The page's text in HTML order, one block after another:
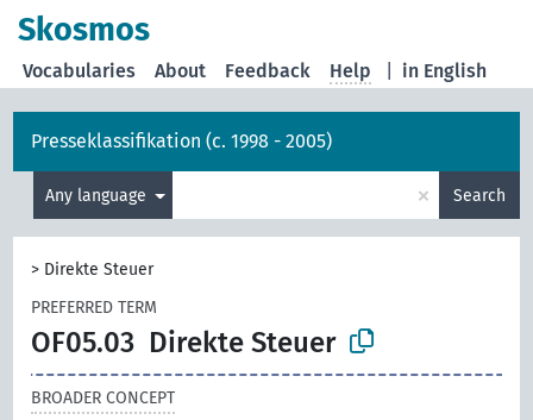
Skosmos
in English
Vocabularies About Feedback Help
Presseklassifikation (c. 1998 - 2005)
Any language × Search
> Direkte Steuer
PREFERRED TERM
OF05.03 Direkte Steuer
BROADER CONCEPT